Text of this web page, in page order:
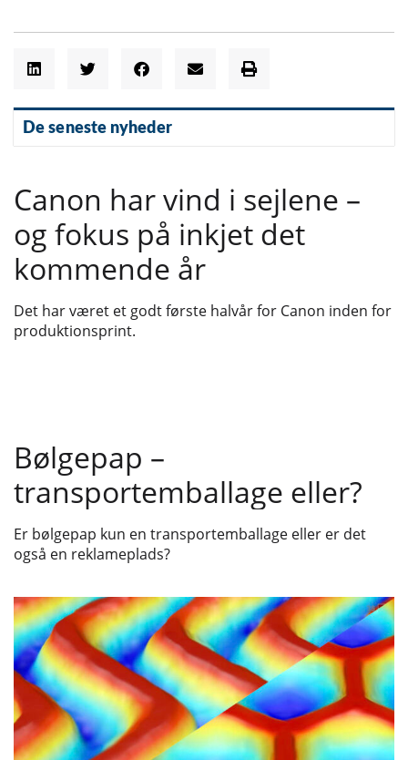
De seneste nyheder
Canon har vind i sejlene –
og fokus på inkjet det
kommende år
Det har været et godt første halvår for Canon inden for
produktionsprint.
Bølgepap –
transportemballage eller?
Er bølgepap kun en transportemballage eller er det
også en reklameplads?